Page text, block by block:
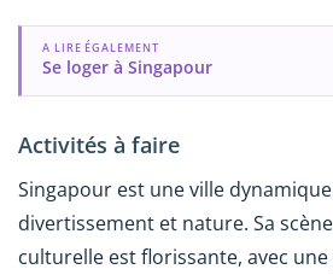
A LIRE ÉGALEMENT
Se loger à Singapour
Activités à faire
Singapour est une ville
divertissement et nature. Sa
culturelle est florissante, avec